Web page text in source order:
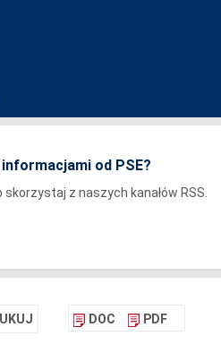
od PSE?
z naszych kanałów RSS.
DOC PDF